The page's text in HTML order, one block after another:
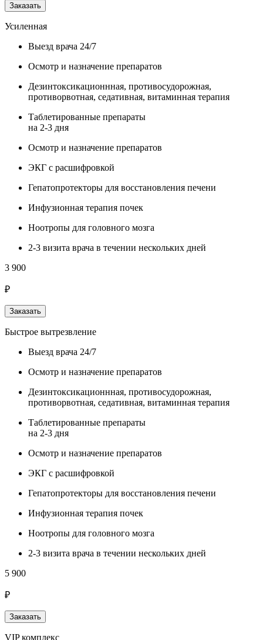
Заказать
Усиленная
Выезд врача 24/7
Осмотр и назначение препаратов
Дезинтоксикационнная, противосудорожная,
противорвотная, седативная, витаминная терапия
Таблетированные препараты
на 2-3 дня
Осмотр и назначение препаратов
ЭКГ с расшифровкой
Гепатопротекторы для восстановления печени
Инфузионная терапия почек
Ноотропы для головного мозга
2-3 визита врача в течении нескольких дней
3 900
₽
Заказать
Быстрое вытрезвление
Выезд врача 24/7
Осмотр и назначение препаратов
Дезинтоксикационнная, противосудорожная,
противорвотная, седативная, витаминная терапия
Таблетированные препараты
на 2-3 дня
Осмотр и назначение препаратов
ЭКГ с расшифровкой
Гепатопротекторы для восстановления печени
Инфузионная терапия почек
Ноотропы для головного мозга
2-3 визита врача в течении нескольких дней
5 900
₽
Заказать
VIP комплекс